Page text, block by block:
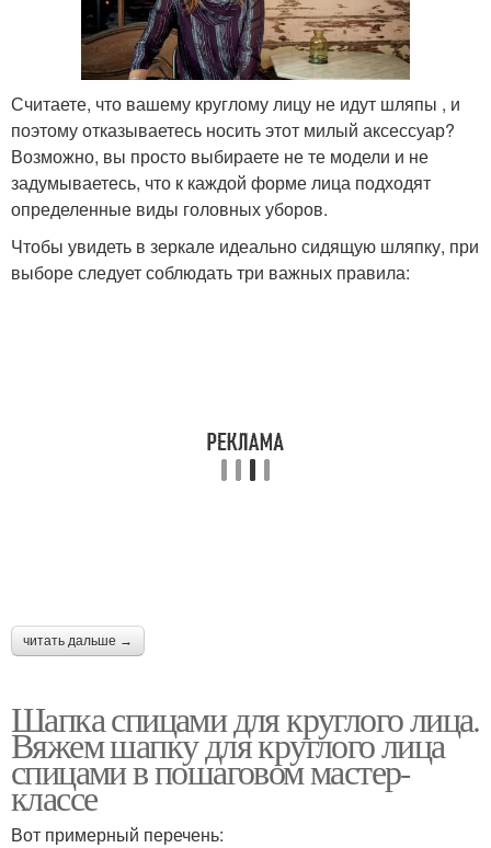
Шапки для полного
лица
Широкое лицо
Шапка на полное лицо
Шапочка для круглого
лица
Считаете, что вашему круглому лицу не идут шляпы , и
поэтому отказываетесь носить этот милый аксессуар?
Возможно, вы просто выбираете не те модели и не
задумываетесь, что к каждой форме лица подходят
определенные виды головных уборов.
Чтобы увидеть в зеркале идеально сидящую шляпку, при
выборе следует соблюдать три важных правила:
читать дальше →
Шапка спицами для круглого лица.
Вяжем шапку для круглого лица
спицами в пошаговом мастер-
классе
Вот примерный перечень: